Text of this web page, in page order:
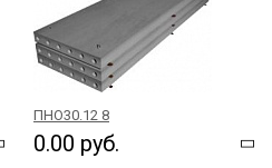
ПНО30.12 8
0.00 руб.